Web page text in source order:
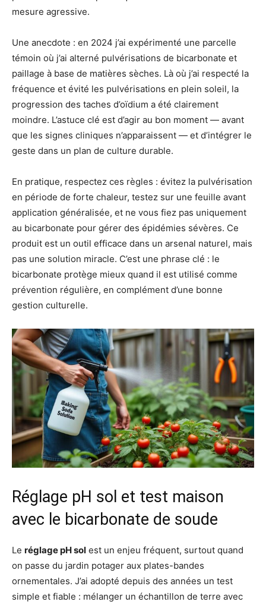
mesure agressive.
Une anecdote : en 2024 j’ai expérimenté une parcelle
témoin où j’ai alterné pulvérisations de bicarbonate et
paillage à base de matières sèches. Là où j’ai respecté la
fréquence et évité les pulvérisations en plein soleil, la
progression des taches d’oïdium a été clairement
moindre. L’astuce clé est d’agir au bon moment — avant
que les signes cliniques n’apparaissent — et d’intégrer le
geste dans un plan de culture durable.
En pratique, respectez ces règles : évitez la pulvérisation
en période de forte chaleur, testez sur une feuille avant
application généralisée, et ne vous fiez pas uniquement
au bicarbonate pour gérer des épidémies sévères. Ce
produit est un outil efficace dans un arsenal naturel, mais
pas une solution miracle. C’est une phrase clé : le
bicarbonate protège mieux quand il est utilisé comme
prévention régulière, en complément d’une bonne
gestion culturelle.
Réglage pH sol et test maison
avec le bicarbonate de soude
Le réglage pH sol est un enjeu fréquent, surtout quand
on passe du jardin potager aux plates-bandes
ornementales. J’ai adopté depuis des années un test
simple et fiable : mélanger un échantillon de terre avec